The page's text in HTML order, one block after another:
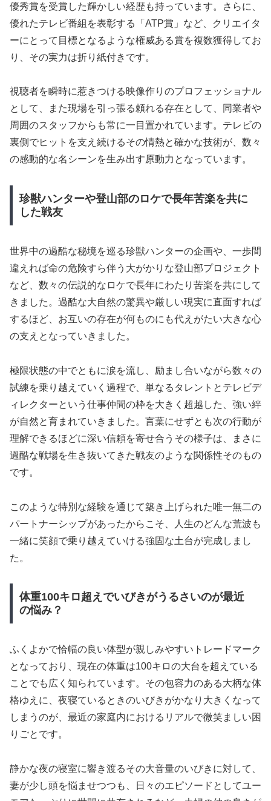
優秀賞を受賞した輝かしい経歴も持っています。さらに、
優れたテレビ番組を表彰する「ATP賞」など、クリエイタ
ーにとって目標となるような権威ある賞を複数獲得してお
り、その実力は折り紙付きです。
視聴者を瞬時に惹きつける映像作りのプロフェッショナル
として、また現場を引っ張る頼れる存在として、同業者や
周囲のスタッフからも常に一目置かれています。テレビの
裏側でヒットを支え続けるその情熱と確かな技術が、数々
の感動的な名シーンを生み出す原動力となっています。
珍獣ハンターや登山部のロケで長年苦楽を共に
した戦友
世界中の過酷な秘境を巡る珍獣ハンターの企画や、一歩間
違えれば命の危険すら伴う大がかりな登山部プロジェクト
など、数々の伝説的なロケで長年にわたり苦楽を共にして
きました。過酷な大自然の驚異や厳しい現実に直面すれば
するほど、お互いの存在が何ものにも代えがたい大きな心
の支えとなっていきました。
極限状態の中でともに涙を流し、励まし合いながら数々の
試練を乗り越えていく過程で、単なるタレントとテレビデ
ィレクターという仕事仲間の枠を大きく超越した、強い絆
が自然と育まれていきました。言葉にせずとも次の行動が
理解できるほどに深い信頼を寄せ合うその様子は、まさに
過酷な戦場を生き抜いてきた戦友のような関係性そのもの
です。
このような特別な経験を通じて築き上げられた唯一無二の
パートナーシップがあったからこそ、人生のどんな荒波も
一緒に笑顔で乗り越えていける強固な土台が完成しまし
た。
体重100キロ超えでいびきがうるさいのが最近
の悩み？
ふくよかで恰幅の良い体型が親しみやすいトレードマーク
となっており、現在の体重は100キロの大台を超えている
ことでも広く知られています。その包容力のある大柄な体
格ゆえに、夜寝ているときのいびきがかなり大きくなって
しまうのが、最近の家庭内におけるリアルで微笑ましい困
りごとです。
静かな夜の寝室に響き渡るその大音量のいびきに対して、
妻が少し頭を悩ませつつも、日々のエピソードとしてユー